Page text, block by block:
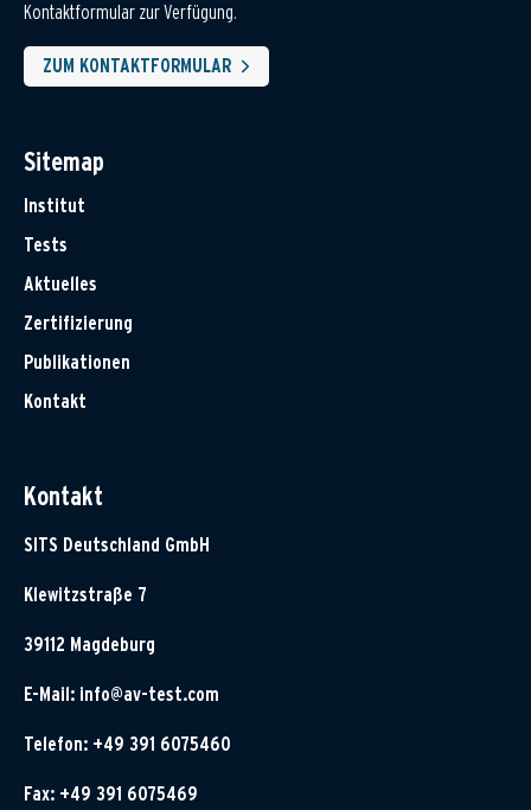
Kontaktformular zur Verfügung.
ZUM KONTAKTFORMULAR
Sitemap
Institut
Tests
Aktuelles
Zertifizierung
Publikationen
Kontakt
Kontakt
SITS Deutschland GmbH
Klewitzstraße 7
39112 Magdeburg
E-Mail: info@av-test.com
Telefon: +49 391 6075460
Fax: +49 391 6075469